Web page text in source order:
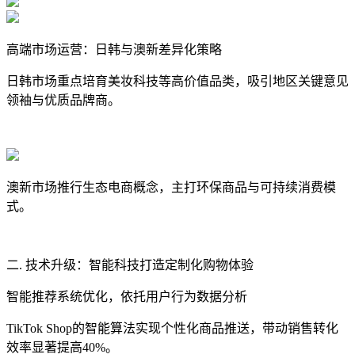
高端市场运营：日韩与澳新差异化策略
日韩市场重点培育美妆科技等高价值品类，吸引地区关键意见
领袖与优质品牌商。
澳新市场推行生态电商概念，主打环保商品与可持续消费模
式。
二. 技术升级：智能科技打造定制化购物体验
智能推荐系统优化，依托用户行为数据分析
TikTok Shop的智能算法实现个性化商品推送，带动销售转化
效率显著提高40%。